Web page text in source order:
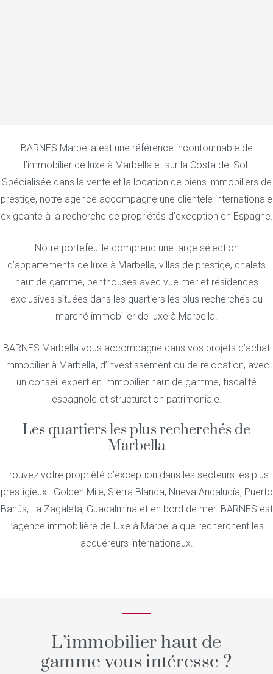
BARNES Marbella est une référence incontournable de
l’immobilier de luxe à Marbella et sur la Costa del Sol.
Spécialisée dans la vente et la location de biens immobiliers de
prestige, notre agence accompagne une clientèle internationale
exigeante à la recherche de propriétés d’exception en Espagne.
Notre portefeuille comprend une large sélection
d’appartements de luxe à Marbella, villas de prestige, chalets
haut de gamme, penthouses avec vue mer et résidences
exclusives situées dans les quartiers les plus recherchés du
marché immobilier de luxe à Marbella.
BARNES Marbella vous accompagne dans vos projets d’achat
immobilier à Marbella, d’investissement ou de relocation, avec
un conseil expert en immobilier haut de gamme, fiscalité
espagnole et structuration patrimoniale.
Les quartiers les plus recherchés de
Marbella
Trouvez votre propriété d’exception dans les secteurs les plus
prestigieux : Golden Mile, Sierra Blanca, Nueva Andalucía, Puerto
Banús, La Zagaleta, Guadalmina et en bord de mer. BARNES est
l’agence immobilière de luxe à Marbella que recherchent les
acquéreurs internationaux.
L’immobilier haut de
gamme vous intéresse ?